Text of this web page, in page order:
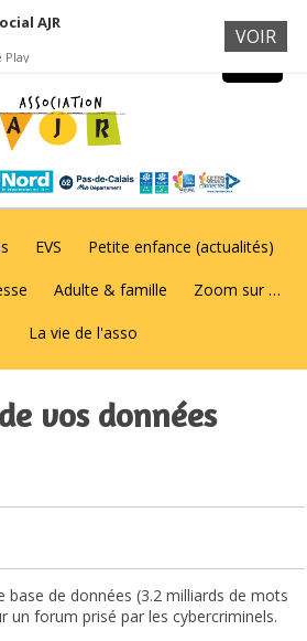
EVS Petite enfance (actualités)
Adulte & famille Zoom sur …
La vie de l'asso
vos données
de données (3.2 milliards de mots
un forum prisé par les cybercriminels.
AJR
Play
VOIR